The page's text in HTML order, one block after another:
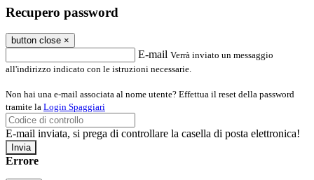
Recupero password
button close ×
E-mail Verrà inviato un messaggio
all'indirizzo indicato con le istruzioni necessarie.
Non hai una e-mail associata al nome utente? Effettua il reset della password
tramite la Login Spaggiari
E-mail inviata, si prega di controllare la casella di posta elettronica!
Errore